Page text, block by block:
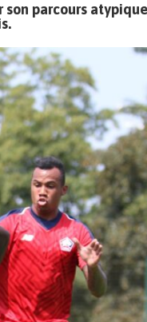
parcours